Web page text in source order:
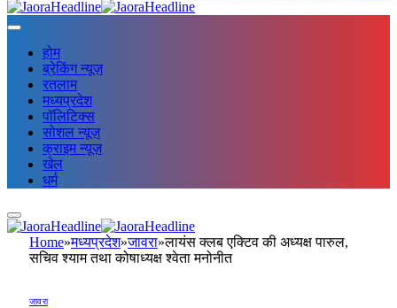
होम
ब्रेकिंग न्यूज़
रतलाम
मध्यप्रदेश
पॉलिटिक्स
सोशल न्यूज़
क्राइम न्यूज़
खेल
धर्म
Home»मध्यप्रदेश»जावरा»लायंस क्लब एक्टिव की अध्यक्ष पारुल,
सचिव श्याम तथा कोषाध्यक्ष श्वेता मनोनीत
जावरा